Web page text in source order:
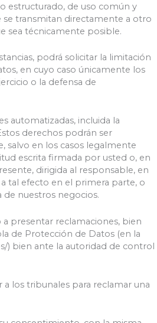
estructurado, de uso común y
se transmitan directamente a otro
sea técnicamente posible.
podrá solicitar la limitación
en cuyo caso únicamente los
o la defensa de
automatizadas, incluida la
derechos podrán ser
salvo en los casos legalmente
escrita firmada por usted o, en
dirigida al responsable, en
a tal efecto en el primera parte, o
de nuestros negocios.
presentar reclamaciones, bien
de Protección de Datos (en la
) bien ante la autoridad de control
a los tribunales para reclamar una